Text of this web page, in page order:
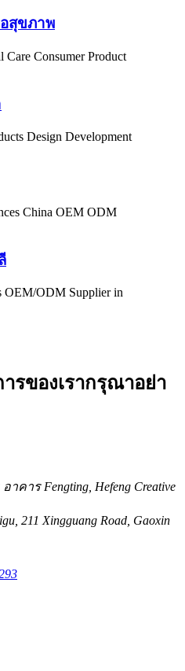
สุขภาพ
รของเรากรุณาอย่า
คาร Fengting, Hefeng Creative
211 Xingguang Road, Gaoxin